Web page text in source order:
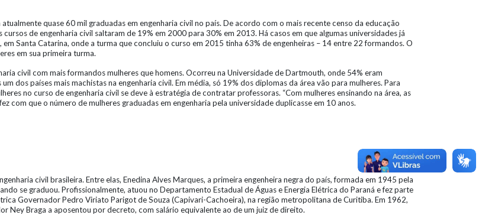
quase 60 mil graduadas em engenharia civil no país. De acordo com o mais recente censo da educação
de engenharia civil saltaram de 19% em 2000 para 30% em 2013. Há casos em que algumas universidades já
Santa Catarina, onde a turma que concluiu o curso em 2015 tinha 63% de engenheiras – 14 entre 22 formandos. O
em sua primeira turma.
civil com mais formandos mulheres que homens. Ocorreu na Universidade de Dartmouth, onde 54% eram
dos países mais machistas na engenharia civil. Em média, só 19% dos diplomas da área vão para mulheres. Para
no curso de engenharia civil se deve à estratégia de contratar professoras. “Com mulheres ensinando na área, as
com que o número de mulheres graduadas em engenharia pela universidade duplicasse em 10 anos.
civil brasileira. Entre elas, Enedina Alves Marques, a primeira engenheira negra do país, formada em 1945 pela
se graduou. Profissionalmente, atuou no Departamento Estadual de Águas e Energia Elétrica do Paraná e fez parte
Governador Pedro Viriato Parigot de Souza (Capivari-Cachoeira), na região metropolitana de Curitiba. Em 1962,
Ney Braga a aposentou por decreto, com salário equivalente ao de um juiz de direito.